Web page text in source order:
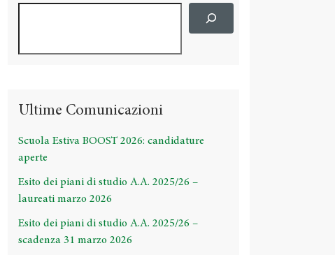
Ultime Comunicazioni
Scuola Estiva BOOST 2026: candidature
aperte
Esito dei piani di studio A.A. 2025/26 –
laureati marzo 2026
Esito dei piani di studio A.A. 2025/26 –
scadenza 31 marzo 2026